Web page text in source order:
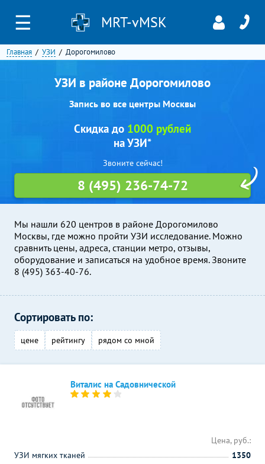
☰ MRT-vMSK
Главная УЗИ Дорогомилово
УЗИ в районе Дорогомилово
Запись во все центры Москвы
Мы нашли 620 центров в районе Дорогомилово
Москвы, где можно пройти УЗИ исследование. Можно
сравнить цены, адреса, станции метро, отзывы,
оборудование и записаться на удобное время. Звоните
8 (495) 363-40-76.
Скидка до 1000 рублей
на УЗИ*
Звоните сейчас!
8 (495) 236-74-72
Сортировать по:
цене рейтингу рядом со мной
Виталис на Садовнической
Цена, руб.:
УЗИ мягких тканей
1350